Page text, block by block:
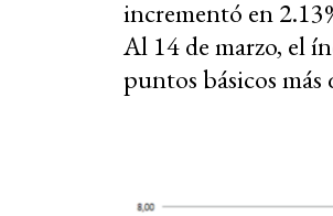
incrementó en
Al 14 de marzo, el
puntos básicos